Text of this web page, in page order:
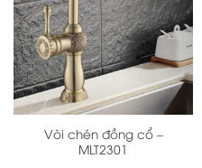
Vòi chén đồng cổ –
MLT2301